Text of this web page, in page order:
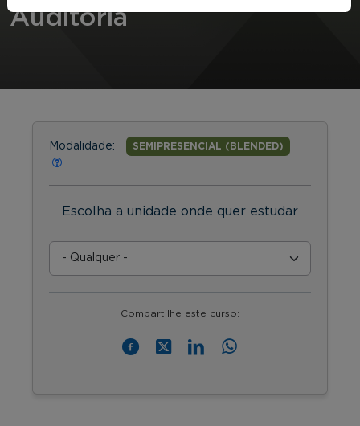
Auditoria
Modalidade: SEMIPRESENCIAL (BLENDED)
Escolha a unidade onde quer estudar
Compartilhe este curso: